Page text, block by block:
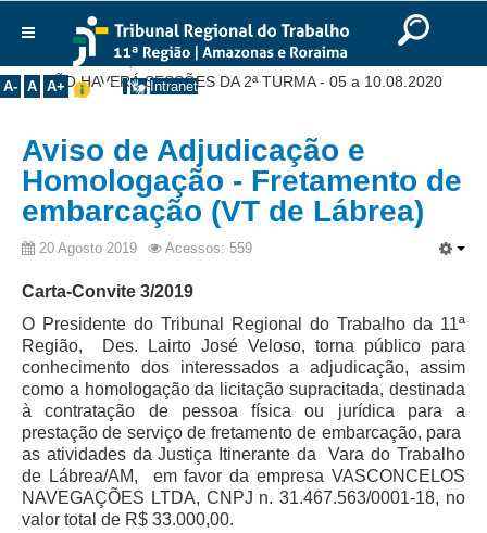
Ir para o rodapé
English
Português Español
A- A A+ Intranet
Institucional
Presidência
Corregedoria
Composição
Desembargadores
Seções Especializadas
Turmas
Varas do Trabalho
Juízes Manaus
Juízes Roraima
Juízes Interior
Juízes Substitutos
Diretores
Você está aqui:Início >> Notícias >> Comunicados
NÃO HAVERÁ SESSÕES DA 2ª TURMA - 05 a 10.08.2020
Aviso de Adjudicação e
Homologação - Fretamento de
embarcação (VT de Lábrea)
20 Agosto 2019 Acessos: 559
Carta-Convite 3/2019
O Presidente do Tribunal Regional do Trabalho da 11ª
Região, Des. Lairto José Veloso, torna público para
conhecimento dos interessados a adjudicação, assim
como a homologação da licitação supracitada, destinada
à contratação de pessoa física ou jurídica para a
prestação de serviço de fretamento de embarcação, para
as atividades da Justiça Itinerante da Vara do Trabalho
de Lábrea/AM, em favor da empresa VASCONCELOS
NAVEGAÇÕES LTDA, CNPJ n. 31.467.563/0001-18, no
valor total de R$ 33.000,00.